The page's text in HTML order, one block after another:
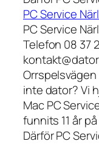
PC Service
PC Service
Telefon 08 37
inte dator? Vi
Mac PC
funnits 11 år
Därför PC